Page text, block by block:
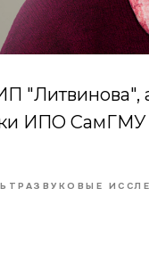
"Литвинова",
ИПО СамГМУ